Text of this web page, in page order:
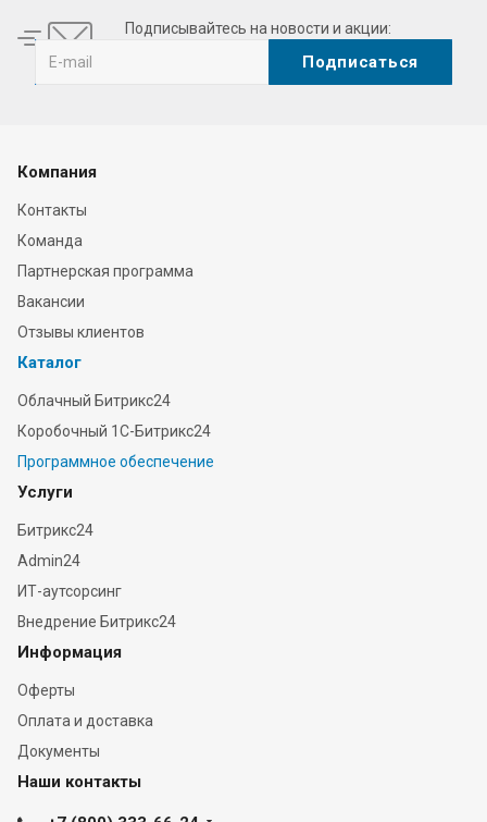
Подписывайтесь на новости и акции:
Компания
Контакты
Команда
Партнерская программа
Вакансии
Отзывы клиентов
Каталог
Облачный Битрикс24
Коробочный 1С-Битрикс24
Программное обеспечение
Услуги
Битрикс24
Admin24
ИТ-аутсорсинг
Внедрение Битрикс24
Информация
Оферты
Оплата и доставка
Документы
Наши контакты